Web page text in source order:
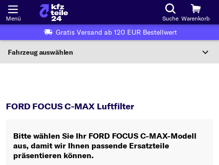
Menü Suche Warenkorb
Gratis Versand ab 120 EUR Bestellwert
Fahrzeug auswählen
Wo finde ich die?
Oder
Oder Fahrzeugauswahl nach Kriterien:
FORD FOCUS C-MAX Luftfilter
Bitte wählen Sie Ihr FORD FOCUS C-MAX-Modell
aus, damit wir Ihnen passende Ersatzteile
präsentieren können.